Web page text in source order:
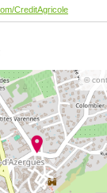
CreditAgricole
©